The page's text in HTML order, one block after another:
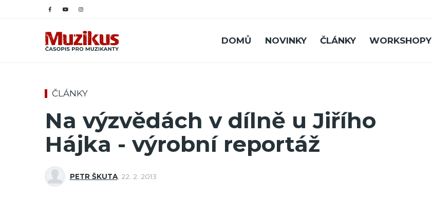
DOMŮ NOVINKY ČLÁNKY WORKSHOPY
ČLÁNKY
Na výzvědách v dílně u Jiřího
Hájka - výrobní reportáž
PETR ŠKUTA, 22. 2. 2013